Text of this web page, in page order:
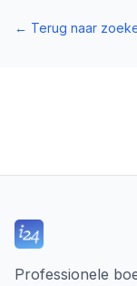
← Terug naar
Professionele